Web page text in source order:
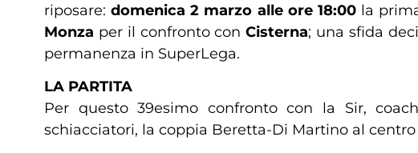
riposare:domenica 2 marzo alle ore 18:00la
Monza per il confronto conCisterna; una sfida
permanenza in SuperLega.
LA PARTITA
Per questo 39esimo confronto con la Sir,
schiacciatori, la coppia Beretta-Di Martino al